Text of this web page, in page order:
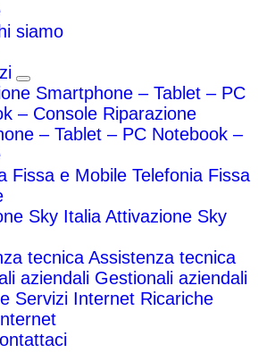
siamo
Smartphone – Tablet – PC
– Console Riparazione
– Tablet – PC Notebook –
Fissa e Mobile Telefonia Fissa
Sky Italia Attivazione Sky
tecnica Assistenza tecnica
aziendali Gestionali aziendali
Servizi Internet Ricariche